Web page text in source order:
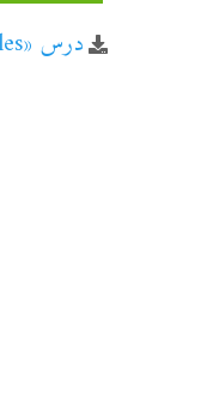
درس «Résumé général de l’œuvre «La boîte à merveilles – مادة اللغة الفرنسية – الأولى باكالوريا